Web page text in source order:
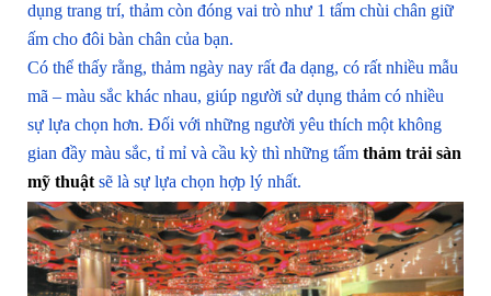
dụng trang trí, thảm còn đóng vai trò như 1 tấm chùi chân giữ
ấm cho đôi bàn chân của bạn.
Có thể thấy rằng, thảm ngày nay rất đa dạng, có rất nhiều mẫu
mã – màu sắc khác nhau, giúp người sử dụng thảm có nhiều
sự lựa chọn hơn. Đối với những người yêu thích một không
gian đầy màu sắc, tỉ mỉ và cầu kỳ thì những tấm thảm trải sàn
mỹ thuật sẽ là sự lựa chọn hợp lý nhất.